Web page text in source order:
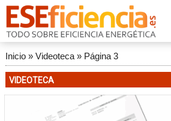
Inicio» Videoteca» Página 3
VIDEOTECA